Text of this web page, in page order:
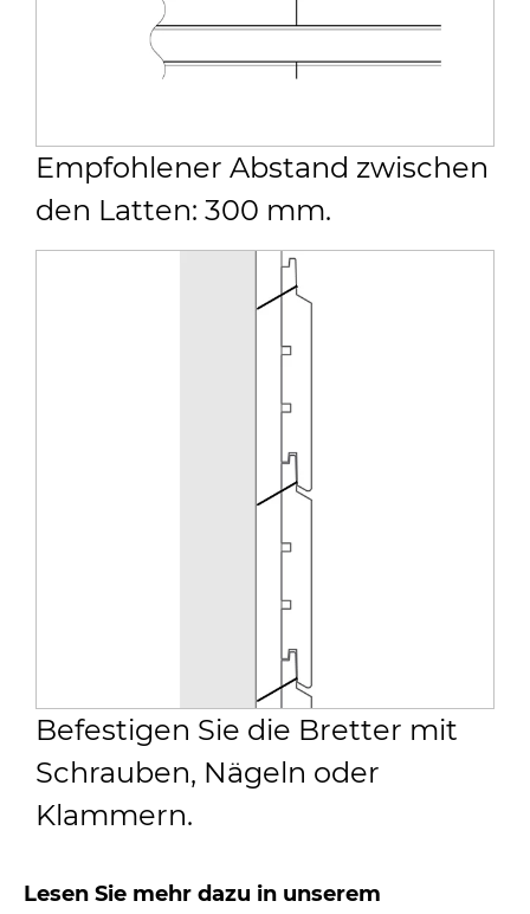
Empfohlener Abstand zwischen
den Latten: 300 mm.
Befestigen Sie die Bretter mit
Schrauben, Nägeln oder
Klammern.
Lesen Sie mehr dazu in unserem